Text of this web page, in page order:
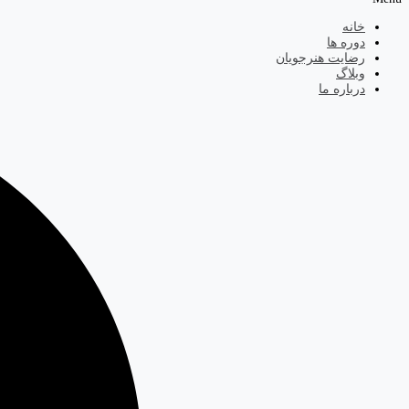
خانه
دوره ها
رضایت هنرجویان
وبلاگ
درباره ما